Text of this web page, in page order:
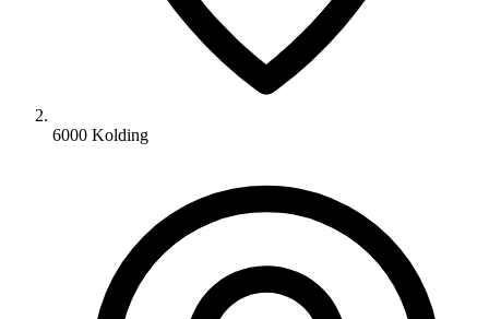
6000 Kolding